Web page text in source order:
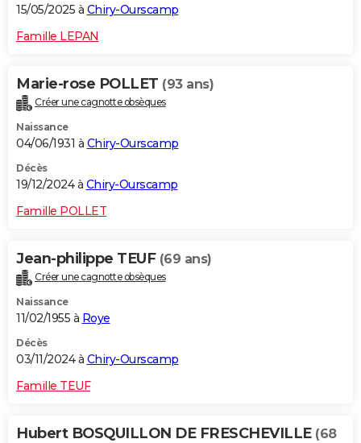
15/05/2025 à Chiry-Ourscamp
Famille LEPAN
Marie-rose POLLET (93 ans)
Créer une cagnotte obsèques
Naissance
04/06/1931 à Chiry-Ourscamp
Décès
19/12/2024 à Chiry-Ourscamp
Famille POLLET
Jean-philippe TEUF (69 ans)
Créer une cagnotte obsèques
Naissance
11/02/1955 à Roye
Décès
03/11/2024 à Chiry-Ourscamp
Famille TEUF
Hubert BOSQUILLON DE FRESCHEVILLE (68